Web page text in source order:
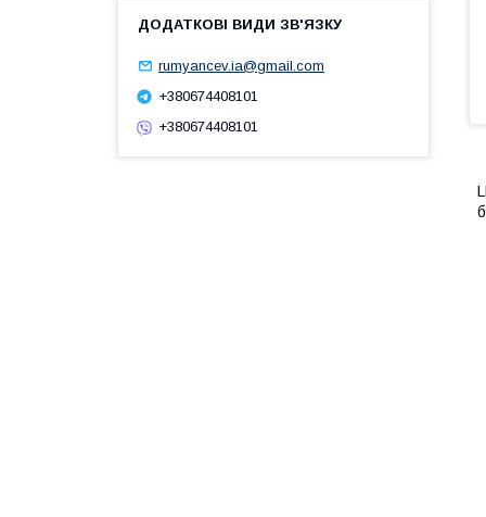
rumyancev.ia@gmail.com
+380674408101
+380674408101